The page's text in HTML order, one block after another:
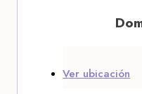
Ver ubicación